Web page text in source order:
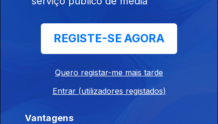
Ep. 13
06 abr. 2026
REGISTE-SE AGORA
Quero registar-me mais tarde
Entrar (utilizadores registados)
Vantagens